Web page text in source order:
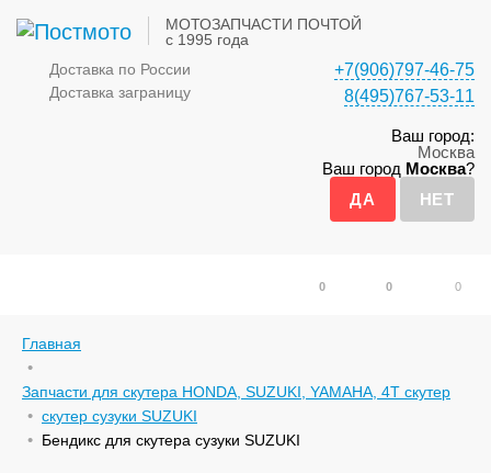
МОТОЗАПЧАСТИ ПОЧТОЙ
с 1995 года
Доставка по России
Доставка заграницу
+7(906)797-46-75
8(495)767-53-11
Ваш город:
Москва
Ваш город Москва?
0
0 0
Главная
Запчасти для скутера HONDA, SUZUKI, YAMAHA, 4Т скутер
скутер сузуки SUZUKI
Бендикc для скутера сузуки SUZUKI